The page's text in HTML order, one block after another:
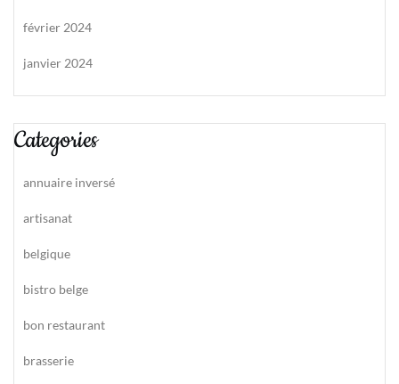
février 2024
janvier 2024
Categories
annuaire inversé
artisanat
belgique
bistro belge
bon restaurant
brasserie